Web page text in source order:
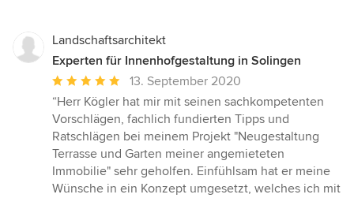
Landschaftsarchitekt
Experten für Innenhofgestaltung in Solingen
Durchschnittliche
Bewertung:
5
von
5
Sternen
13. September 2020
“Herr Kögler hat mir mit seinen sachkompetenten
Vorschlägen, fachlich fundierten Tipps und
Ratschlägen bei meinem Projekt "Neugestaltung
Terrasse und Garten meiner angemieteten
Immobilie" sehr geholfen. Einfühlsam hat er meine
Wünsche in ein Konzept umgesetzt, welches ich mit